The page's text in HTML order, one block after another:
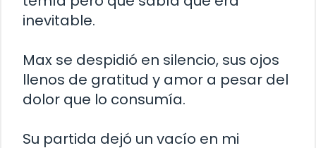
inevitable.
Max se despidió en silencio, sus ojos
llenos de gratitud y amor a pesar del
dolor que lo consumía.
Su partida dejó un vacío en mi